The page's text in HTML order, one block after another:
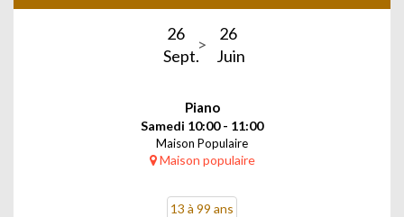
26
Sept.
26
Juin
Piano
Samedi 10:00 - 11:00
Maison Populaire
Maison populaire
13 à 99 ans